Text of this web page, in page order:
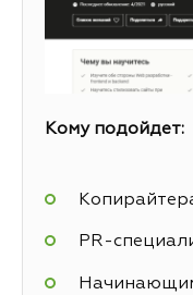
Кому подойдет:
PR-